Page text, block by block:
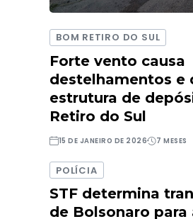
BOM RETIRO DO SUL
Forte vento causa
destelhamentos e
estrutura de
Retiro do Sul
15 DE JANEIRO DE 2026 7 MESES
POLÍCIA
STF determina
de Bolsonaro para